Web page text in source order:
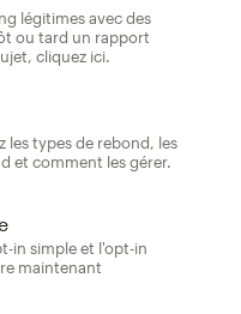
légitimes avec des
ou tard un rapport
cliquez ici.
les types de rebond, les
et comment les gérer.
in simple et l'opt-in
maintenant